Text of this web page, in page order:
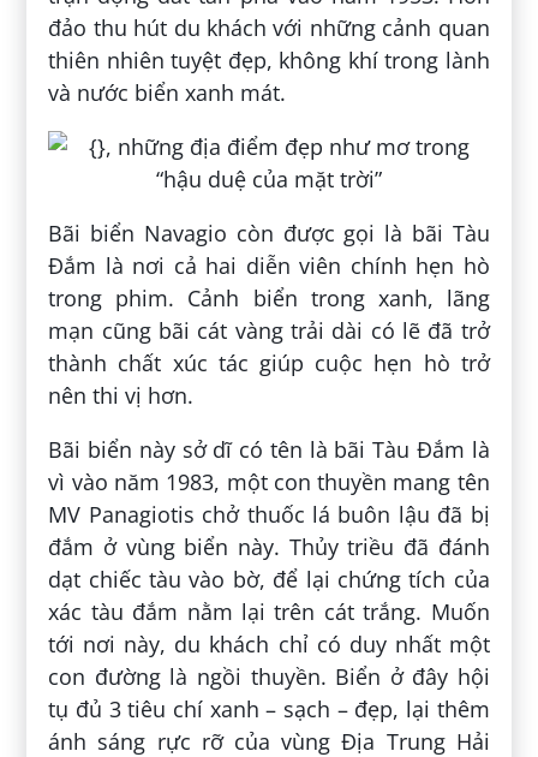
đảo thu hút du khách với những cảnh quan
thiên nhiên tuyệt đẹp, không khí trong lành
và nước biển xanh mát.
Bãi biển Navagio còn được gọi là bãi Tàu
Đắm là nơi cả hai diễn viên chính hẹn hò
trong phim. Cảnh biển trong xanh, lãng
mạn cũng bãi cát vàng trải dài có lẽ đã trở
thành chất xúc tác giúp cuộc hẹn hò trở
nên thi vị hơn.
Bãi biển này sở dĩ có tên là bãi Tàu Đắm là
vì vào năm 1983, một con thuyền mang tên
MV Panagiotis chở thuốc lá buôn lậu đã bị
đắm ở vùng biển này. Thủy triều đã đánh
dạt chiếc tàu vào bờ, để lại chứng tích của
xác tàu đắm nằm lại trên cát trắng. Muốn
tới nơi này, du khách chỉ có duy nhất một
con đường là ngồi thuyền. Biển ở đây hội
tụ đủ 3 tiêu chí xanh – sạch – đẹp, lại thêm
ánh sáng rực rỡ của vùng Địa Trung Hải